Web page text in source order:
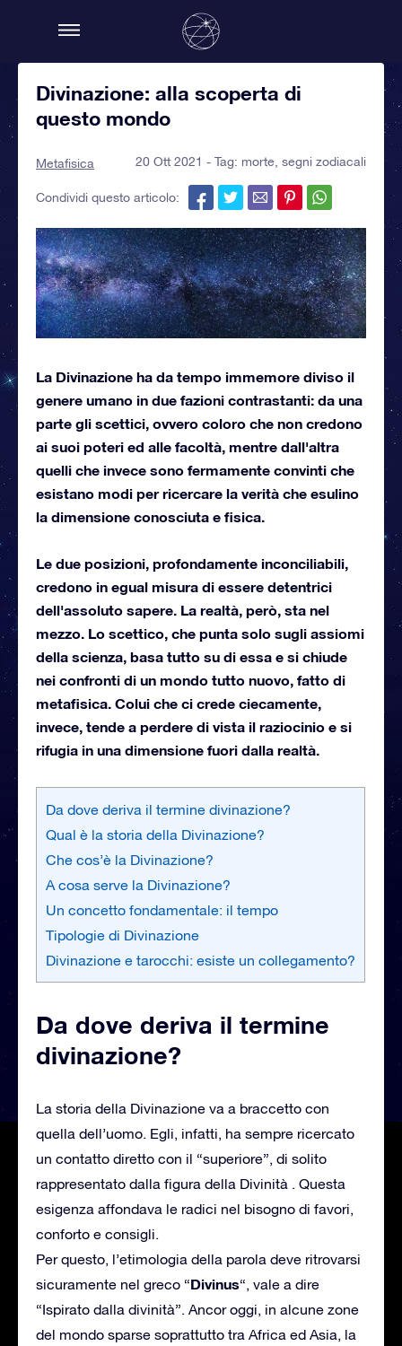
Divinazione: alla scoperta di
questo mondo
Metafisica 20 Ott 2021 - Tag: morte segni zodiacali
Condividi questo articolo:
La Divinazione ha da tempo immemore diviso il
genere umano in due fazioni contrastanti: da una
parte gli scettici, ovvero coloro che non credono
ai suoi poteri ed alle facoltà, mentre dall'altra
quelli che invece sono fermamente convinti che
esistano modi per ricercare la verità che esulino
la dimensione conosciuta e fisica.
Le due posizioni, profondamente inconciliabili,
credono in egual misura di essere detentrici
dell'assoluto sapere. La realtà, però, sta nel
mezzo. Lo scettico, che punta solo sugli assiomi
della scienza, basa tutto su di essa e si chiude
nei confronti di un mondo tutto nuovo, fatto di
metafisica. Colui che ci crede ciecamente,
invece, tende a perdere di vista il raziocinio e si
rifugia in una dimensione fuori dalla realtà.
Da dove deriva il termine divinazione?
Qual è la storia della Divinazione?
Che cos’è la Divinazione?
A cosa serve la Divinazione?
Un concetto fondamentale: il tempo
Tipologie di Divinazione
Divinazione e tarocchi: esiste un collegamento?
Da dove deriva il termine
divinazione?
La storia della Divinazione va a braccetto con
quella dell’uomo. Egli, infatti, ha sempre ricercato
un contatto diretto con il “superiore”, di solito
rappresentato dalla figura della Divinità . Questa
esigenza affondava le radici nel bisogno di favori,
conforto e consigli.
Per questo, l’etimologia della parola deve ritrovarsi
sicuramente nel greco “Divinus“, vale a dire
“Ispirato dalla divinità”. Ancor oggi, in alcune zone
del mondo sparse soprattutto tra Africa ed Asia, la